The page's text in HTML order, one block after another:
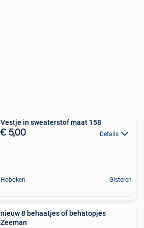
Vestje in sweaterstof maat 158
€ 5,00 Details
Hoboken Gisteren
nieuw 8 behaatjes of behatopjes
Zeeman